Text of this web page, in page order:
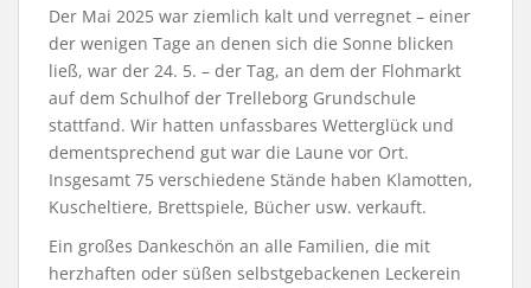
Der Mai 2025 war ziemlich kalt und verregnet – einer
der wenigen Tage an denen sich die Sonne blicken
ließ, war der 24. 5. – der Tag, an dem der Flohmarkt
auf dem Schulhof der Trelleborg Grundschule
stattfand. Wir hatten unfassbares Wetterglück und
dementsprechend gut war die Laune vor Ort.
Insgesamt 75 verschiedene Stände haben Klamotten,
Kuscheltiere, Brettspiele, Bücher usw. verkauft.
Ein großes Dankeschön an alle Familien, die mit
herzhaften oder süßen selbstgebackenen Leckerein